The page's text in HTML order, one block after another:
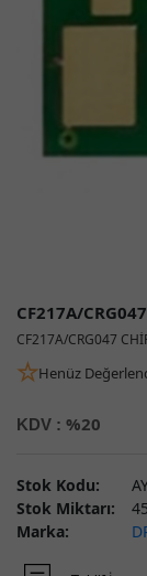
CF217A/
CF217A/CRG047
Henüz
KDV : %20
Stok Kodu:
Stok Miktarı:
Marka: